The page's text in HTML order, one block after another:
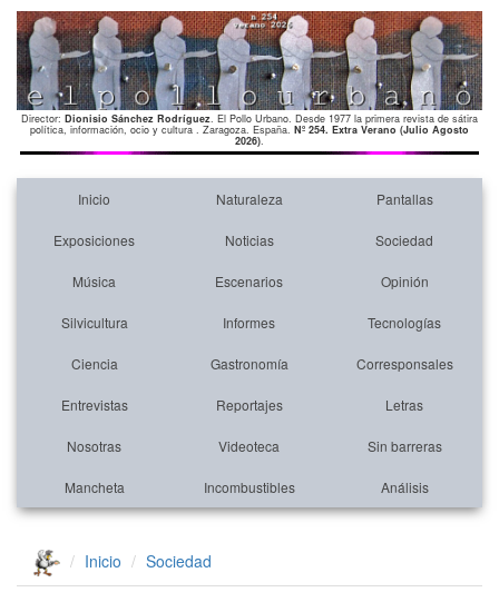
Director: Dionisio Sánchez Rodríguez. El Pollo Urbano. Desde 1977 la primera revista de sátira
política, información, ocio y cultura . Zaragoza. España. Nº 254. Extra Verano (Julio Agosto
2026).
Inicio Naturaleza Pantallas
Exposiciones Noticias Sociedad
Música Escenarios Opinión
Silvicultura Informes Tecnologías
Ciencia Gastronomía Corresponsales
Entrevistas Reportajes Letras
Nosotras Videoteca Sin barreras
Mancheta Incombustibles Análisis
Inicio Sociedad